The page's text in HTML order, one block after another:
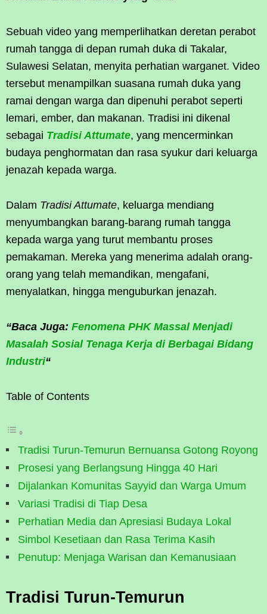
Sebuah video yang memperlihatkan deretan perabot
rumah tangga di depan rumah duka di Takalar,
Sulawesi Selatan, menyita perhatian warganet. Video
tersebut menampilkan suasana rumah duka yang
ramai dengan warga dan dipenuhi perabot seperti
lemari, ember, dan makanan. Tradisi ini dikenal
sebagai Tradisi Attumate, yang mencerminkan
budaya penghormatan dan rasa syukur dari keluarga
jenazah kepada warga.
Dalam Tradisi Attumate, keluarga mendiang
menyumbangkan barang-barang rumah tangga
kepada warga yang turut membantu proses
pemakaman. Mereka yang menerima adalah orang-
orang yang telah memandikan, mengafani,
menyalatkan, hingga menguburkan jenazah.
“Baca Juga: Fenomena PHK Massal Menjadi
Masalah Sosial Tenaga Kerja di Berbagai Bidang
Industri“
Table of Contents
Tradisi Turun-Temurun Bernuansa Gotong Royong
Prosesi yang Berlangsung Hingga 40 Hari
Dijalankan Komunitas Sayyid dan Warga Umum
Variasi Tradisi di Tiap Desa
Perhatian Media dan Apresiasi Budaya Lokal
Simbol Kesetiaan dan Rasa Terima Kasih
Penutup: Menjaga Warisan dan Kemanusiaan
Tradisi Turun-Temurun